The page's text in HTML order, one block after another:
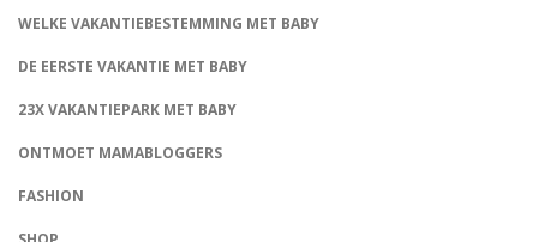
WELKE VAKANTIEBESTEMMING MET BABY
DE EERSTE VAKANTIE MET BABY
23X VAKANTIEPARK MET BABY
ONTMOET MAMABLOGGERS
FASHION